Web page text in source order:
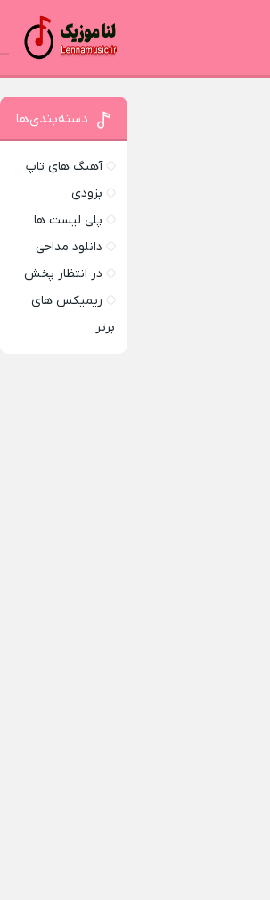
دسته‌بندی‌ها
آهنگ های تاپ
بزودی
پلی لیست ها
دانلود مداحی
در انتظار پخش
ریمیکس های
برتر